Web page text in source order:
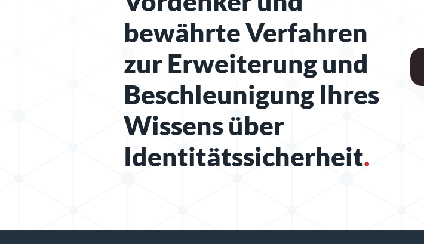
bewährte Verfahren
zur Erweiterung und
Beschleunigung Ihres
Wissens über
Identitätssicherheit.